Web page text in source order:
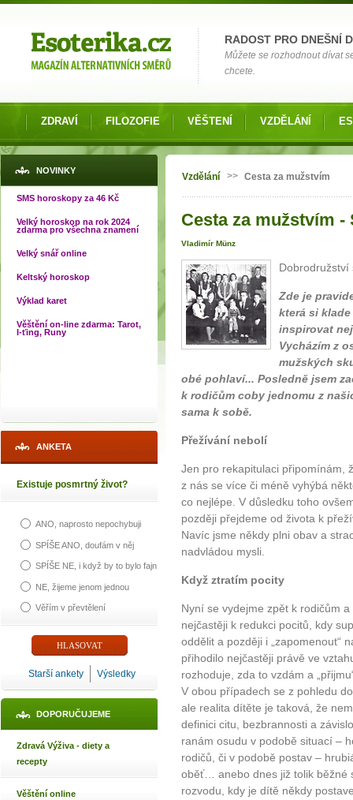
RADOST PRO DNEŠNÍ
Můžete se rozhodnout dívat
chcete.
ZDRAVÍ FILOZOFIE VĚŠTENÍ VZDĚLÁNÍ
NOVINKY
SMS horoskopy za 46 Kč
Velký horoskop na rok 2024
zdarma pro všechna znamení
Velký snář online
Keltský horoskop
Výklad karet
Věštění on-line zdarma: Tarot,
I-ťing, Runy
ANKETA
Existuje posmrtný život?
ANO, naprosto nepochybuji
SPÍŠE ANO, doufám v něj
SPÍŠE NE, i když by to bylo fajn
NE, žijeme jenom jednou
Věřím v převtělení
Starší ankety Výsledky
DOPORUČUJEME
Zdravá Výživa - diety a
recepty
Věštění online
Jste zde
Vzdělání >> Cesta za mužstvím
Cesta za mužstvím -
Vladimír Münz
Dobrodružství
Zde je
která si
inspirovat
Vycházím z
mužských
obé pohlaví... Posledně jsem
k rodičům coby jednomu z
sama k sobě.
Přežívání nebolí
Jen pro rekapitulaci připomínám,
z nás se více či méně vyhýbá
co nejlépe. V důsledku toho
později přejdeme od života k
Navíc jsme někdy plni obav a
nadvládou mysli.
Když ztratím pocity
Nyní se vydejme zpět k rodičům
nejčastěji k redukci pocitů, kdy
oddělit a později i „zapomenout“
přihodilo nejčastěji právě ve
rozhoduje, zda to vzdám a
V obou případech se z pohledu
ale realita dítěte je taková, že
definici citu, bezbrannosti a
ranám osudu v podobě situací –
rodičů, či v podobě postav –
oběť… anebo dnes již tolik běžné
rozvodu, kdy je dítě někdy